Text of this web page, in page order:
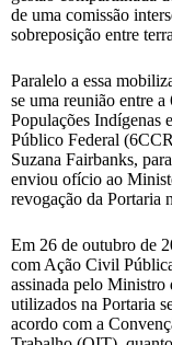
de uma comissão
sobreposição entre
Paralelo a essa
se uma reunião entre
Populações Indígenas
Público Federal
Suzana Fairbanks,
enviou ofício ao
revogação da Portaria
Em 26 de outubro de
com Ação Civil
assinada pelo Ministro
utilizados na Portaria
acordo com a